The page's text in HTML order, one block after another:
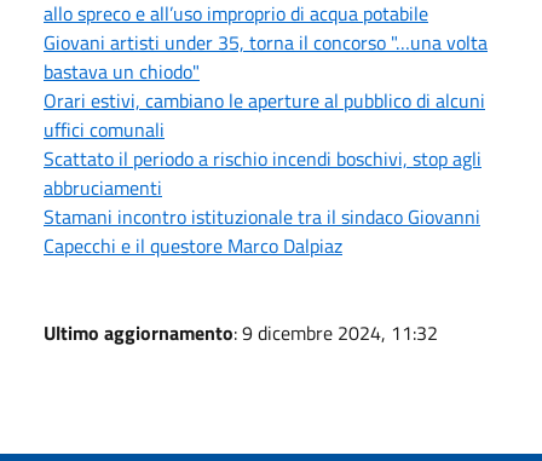
allo spreco e all’uso improprio di acqua potabile
Giovani artisti under 35, torna il concorso "…una volta
bastava un chiodo"
Orari estivi, cambiano le aperture al pubblico di alcuni
uffici comunali
Scattato il periodo a rischio incendi boschivi, stop agli
abbruciamenti
Stamani incontro istituzionale tra il sindaco Giovanni
Capecchi e il questore Marco Dalpiaz
Ultimo aggiornamento: 9 dicembre 2024, 11:32